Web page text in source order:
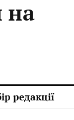
на
редакції